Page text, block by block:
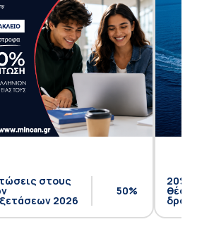
στους
2026
50%
20%
θέση